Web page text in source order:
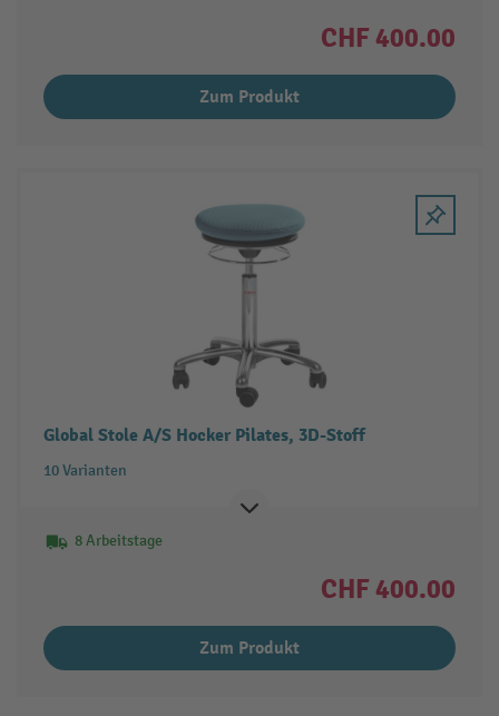
CHF 400.00
Zum Produkt
Global Stole A/S Hocker Pilates, 3D-Stoff
10 Varianten
8 Arbeitstage
CHF 400.00
Zum Produkt